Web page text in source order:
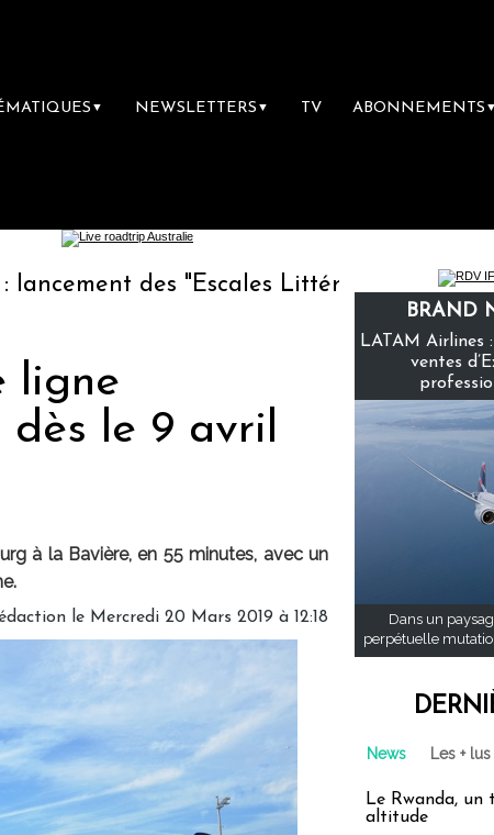
▼ NEWSLETTERS ▼ TV ABONNEMENTS ▼
des "Escales Littéraires", la première
ligne
dès le 9 avril
à la Bavière, en 55 minutes, avec un
le Mercredi 20 Mars 2019 à 12:18
BRAND
LATAM Airlines
ventes
Dans un
perpétuelle
News Les + lus
Le Rwanda, un
altitude